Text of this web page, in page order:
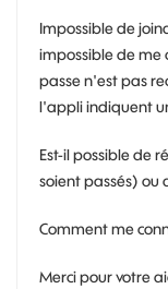
Impossible de
impossible de me
passe n'est pas
l'appli indiquent
Est-il possible de
soient passés) ou
Comment me
Merci pour votre